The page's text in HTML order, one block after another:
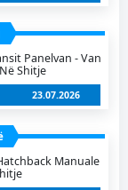
Panelvan - Van
Shitje
23.07.2026
Manuale